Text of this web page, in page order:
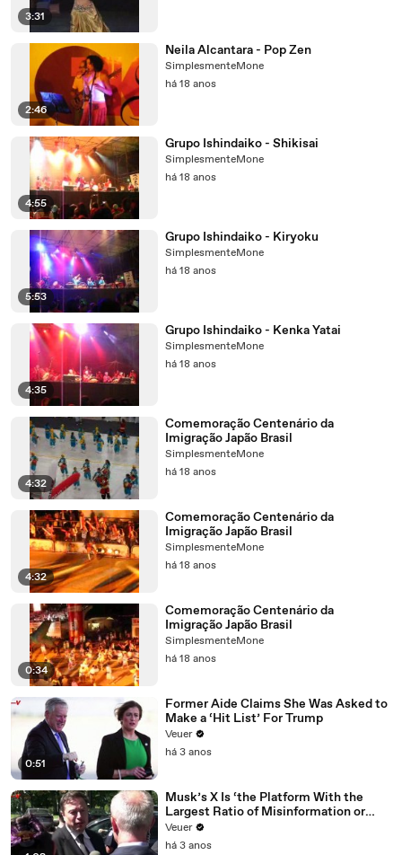
3:31
2:46
Neila Alcantara - Pop Zen
SimplesmenteMone
há 18 anos
4:55
Grupo Ishindaiko - Shikisai
SimplesmenteMone
há 18 anos
5:53
Grupo Ishindaiko - Kiryoku
SimplesmenteMone
há 18 anos
4:35
Grupo Ishindaiko - Kenka Yatai
SimplesmenteMone
há 18 anos
4:32
Comemoração Centenário da
Imigração Japão Brasil
SimplesmenteMone
há 18 anos
4:32
Comemoração Centenário da
Imigração Japão Brasil
SimplesmenteMone
há 18 anos
0:34
Comemoração Centenário da
Imigração Japão Brasil
SimplesmenteMone
há 18 anos
0:51
Former Aide Claims She Was Asked to
Make a ‘Hit List’ For Trump
Veuer
há 3 anos
Musk’s X Is ‘the Platform With the
Largest Ratio of Misinformation or
Disinformation’ Amongst All Social
Media Platforms
Veuer
há 3 anos